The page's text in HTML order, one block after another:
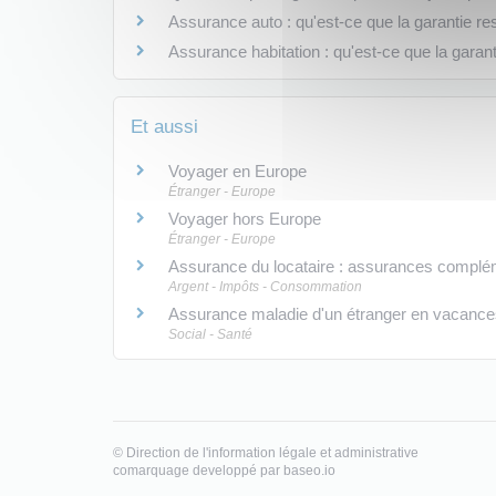
Assurance auto : qu'est-ce que la garantie
Assurance habitation : qu'est-ce que la
Et aussi
Voyager en Europe
Étranger - Europe
Voyager hors Europe
Étranger - Europe
Assurance du locataire : assurances
Argent - Impôts - Consommation
Assurance maladie d'un étranger en
Social - Santé
© Direction de l'information légale et administrative
comarquage developpé par baseo.io